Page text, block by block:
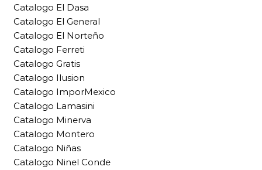
Catalogo El Dasa
Catalogo El General
Catalogo El Norteño
Catalogo Ferreti
Catalogo Gratis
Catalogo Ilusion
Catalogo ImporMexico
Catalogo Lamasini
Catalogo Minerva
Catalogo Montero
Catalogo Niñas
Catalogo Ninel Conde